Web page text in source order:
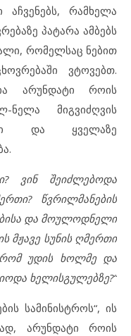
აჩვენებს, რამხელა
პატარა ამბებს
რომელსაც ნებით
ვტოვებთ.
არუნდატი როის
მიგვიძღვის
და ყველაზე
ვინ შეიძლებოდა
წვრილმანების
და მოულოდნელი
მჟავე სუნის ღმერთი
უდის ხოლმე და
ხელისგულებზე?“
სამინისტროს“, ის
არუნდატი როის